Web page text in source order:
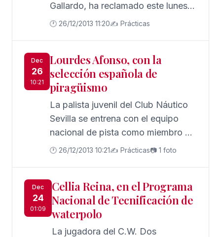
Gallardo, ha reclamado este lunes
más medios personales y materiales
la "epidemia" de la corrupción que
afecta actualmente a España,
apoyando así las reivindicaciones
acordadas en la XXIII reunión de
jueces decanos de España
celebrada esta pasada semana en
🕐 26/12/2013 11:20✍️ Prácticas
Dec
26
10:21
Lourdes Afonso, con la
selección española de
piragüismo
La palista juvenil del Club Náutico
Sevilla se entrena con el equipo
nacional de pista como miembro de
la concentración permanente del
🕐 26/12/2013 10:21✍️ Prácticas📷 1 foto
Dec
24
01:09
Cellia Reina, en el Programa
Nacional de Tecnificación de
waterpolo
La jugadora del C.W. Dos